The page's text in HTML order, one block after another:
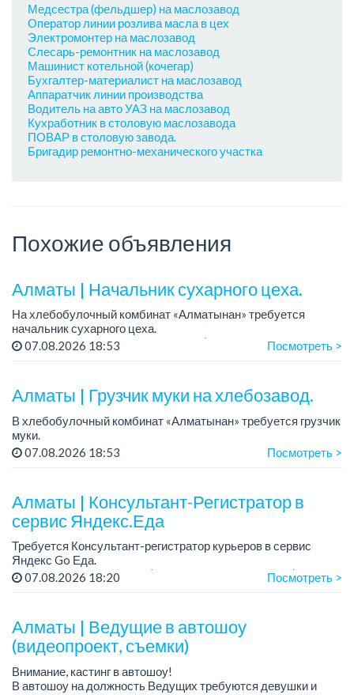
Медсестра (фельдшер) на маслозавод
Оператор линии розлива масла в цех
Электромонтер на маслозавод
Слесарь-ремонтник на маслозавод
Машинист котельной (кочегар)
Бухгалтер-материалист на маслозавод
Аппаратчик линии производства
Водитель на авто УАЗ на маслозавод
Кухработник в столовую маслозавода
ПОВАР в столовую завода.
Бригадир ремонтно-механического участка
Похожие объявления
Алматы | Начальник сухарного цеха.
На хлебобулочный комбинат «Алматынан» требуется
начальник сухарного цеха.
Зарплата: от 300 000 тенге на руки (обсуждается на
Требования: оп...
07.08.2026 18:53 Посмотреть >
Алматы | Грузчик муки на хлебозавод.
В хлебобулочный комбинат «Алматынан» требуется грузчик
муки.
График работы: 5/2, с 09.00 до 18.00.
07.08.2026 18:53 Посмотреть >
Алматы | Консультант-Регистратор в
сервис Яндекс.Еда
Требуется Консультант-регистратор курьеров в сервис
Яндекс Go Еда.
Условия: работа в офисе (Абылай хана - Макатаева).
07.08.2026 18:20 Посмотреть >
Алматы | Ведущие в автошоу
(видеопроект, съемки)
Внимание, кастинг в автошоу!
В автошоу на должность Ведущих требуются девушки и